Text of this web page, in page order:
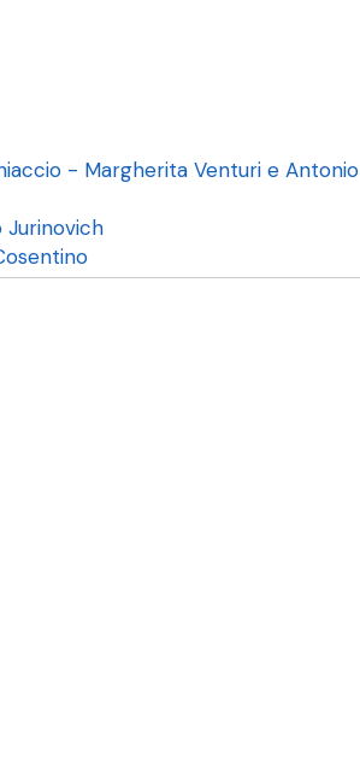
- Margherita Venturi e Antonio
Jurinovich